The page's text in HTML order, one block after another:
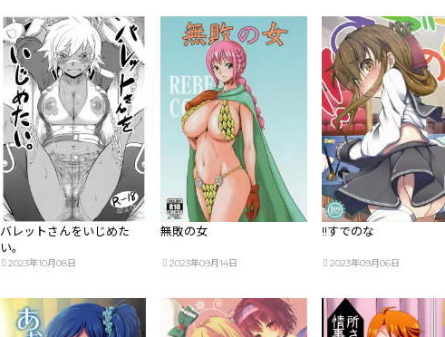
バレットさんをいじめた
い。
2023年10月08日
無敗の女
2023年09月14日
!!すでのな
2023年09月06日